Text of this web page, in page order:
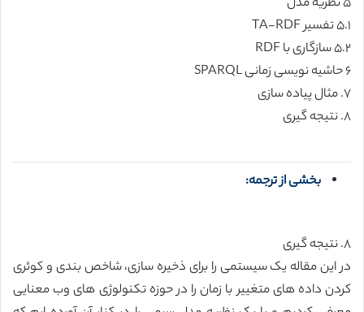
۵.۱ تفسیر TA-RDF
۵.۲ سازگاری با RDF
۶ حاشیه نویسی زمانی SPARQL
۷. مثال پیاده سازی
۸. نتیجه گیری
بخشی از ترجمه:
۸. نتیجه گیری
در این مقاله یک سیستمی را برای ذخیره سازی، شاخص بندی و کوئری
کردن داده های متغییر با زمان را در حوزه تکنولوژی های وب معنایی